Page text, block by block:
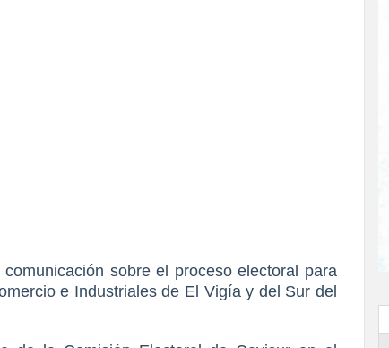
sobre el proceso electoral para
e Industriales de El Vigía y del Sur del